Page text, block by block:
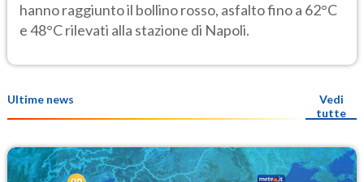
hanno raggiunto il bollino rosso, asfalto fino a 62°C
e 48°C rilevati alla stazione di Napoli.
Ultime news
Vedi
tutte